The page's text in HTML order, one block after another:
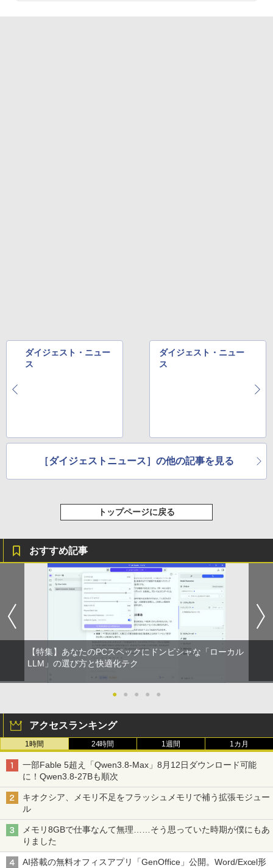
ダイジェスト・ニュー
ス
ダイジェスト・ニュー
ス
［ダイジェストニュース］の他の記事を見る
トップページに戻る
おすすめ記事
【特集】あなたのPCスペックにドンピシャな「ローカル
LLM」の選び方と快適化テク
● ● ● ● ●
アクセスランキング
1時間 24時間 1週間 1カ月
一部Fable 5超え「Qwen3.8-Max」8月12日ダウンロード可能
に！Qwen3.8-27Bも順次
キオクシア、メモリ不足をフラッシュメモリで補う拡張モジュー
ル
メモリ8GBで仕事なんて無理……そう思っていた時期が僕にもあ
りました
AI搭載の無料オフィスアプリ「GenOffice」公開。Word/Excel形